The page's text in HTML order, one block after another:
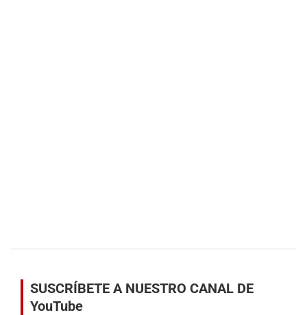
SUSCRÍBETE A NUESTRO CANAL DE
YouTube